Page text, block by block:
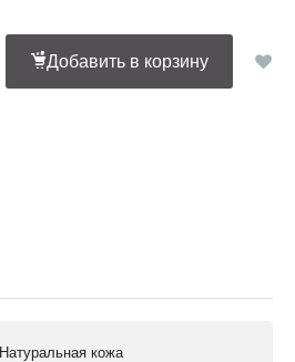
Добавить в корзину
Натуральная кожа